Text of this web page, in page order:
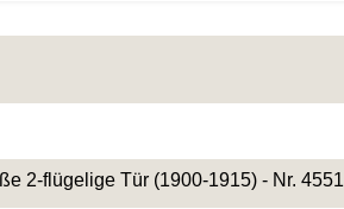
2-flügelige Tür (1900-1915) - Nr. 4551